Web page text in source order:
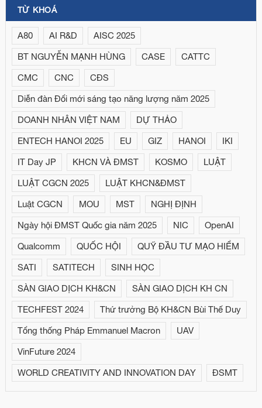
TỪ KHOÁ
A80 AI R&D AISC 2025
BT NGUYỄN MẠNH HÙNG CASE CATTC
CMC CNC CĐS
Diễn đàn Đổi mới sáng tạo năng lượng năm 2025
DOANH NHÂN VIỆT NAM DỰ THẢO
ENTECH HANOI 2025 EU GIZ HANOI IKI
IT Day JP KHCN VÀ ĐMST KOSMO LUẬT
LUẬT CGCN 2025 LUẬT KHCN&ĐMST
Luật CGCN MOU MST NGHỊ ĐỊNH
Ngày hội ĐMST Quốc gia năm 2025 NIC OpenAI
Qualcomm QUỐC HỘI QUỸ ĐẦU TƯ MẠO HIỂM
SATI SATITECH SINH HỌC
SÀN GIAO DỊCH KH&CN SÀN GIAO DỊCH KH CN
TECHFEST 2024 Thứ trưởng Bộ KH&CN Bùi Thế Duy
Tổng thống Pháp Emmanuel Macron UAV
VinFuture 2024
WORLD CREATIVITY AND INNOVATION DAY ĐSMT